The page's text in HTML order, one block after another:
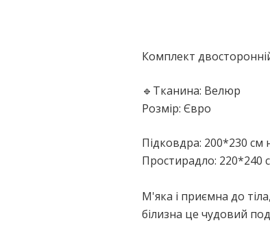
Комплект
🔹Тканина: Велюр
Розмір: Євро
Підковдра: 200*230 см
Простирадло: 220*240
М'яка і приємна до
білизна це чудовий